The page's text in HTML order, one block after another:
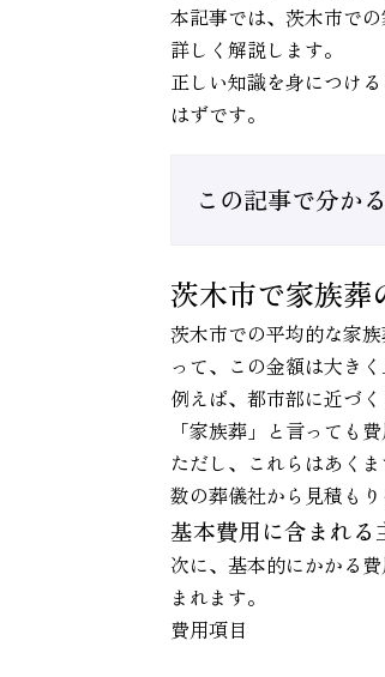
本記事では、茨木市で
詳しく解説します。
正しい知識を身につけ
はずです。
この記事で分か
茨木市で家族葬
茨木市での平均的な家
って、この金額は大きく
例えば、都市部に近づ
「家族葬」と言っても
ただし、これらはあく
数の葬儀社から見積も
基本費用に含まれる
次に、基本的にかかる
まれます。
費用項目